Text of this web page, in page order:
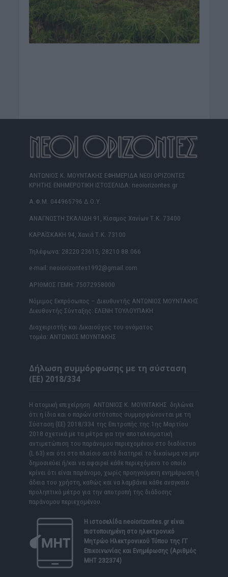
ΑΝΤΩΝΙΟΣ Κ. ΜΟΥΝΤΑΚΗΣ ΕΦΗΜΕΡΙΔΑ ΝΕΟΙ ΟΡΙΖΟΝΤΕΣ
ΚΡΗΤΗΣ ΕΝΗΜΕΡΩΤΙΚΗ ΙΣΤΟΣΕΛΙΔΑ: neoiorizontes.gr
Α.Φ.Μ. 044965796 Δ.Ο.Υ.
ΑΝΑΓΝΩΣΤΗ ΣΚΑΛΙΔΗ 91, Κίσαμος Χανίων Τ.Κ. 73400
ΚΑΡΑΪΣΚΑΚΗ 94, Χανιά Τ.Κ. 73100
Τηλέφωνα: 28220 23615, 28210 88.066
e-mail: neoiorizontes1992@gmail.com
ΑΡΙΘΜΟΣ ΓΕΜΗ: 75072958000
Νόμιμος Εκπρόσωπος – Διευθυντής ΑΝΤΩΝΙΟΣ ΜΟΥΝΤΑΚΗΣ
Διευθυντής Σύνταξης: ΕΛΕΝΗ ΤΟΥΛΟΥΠΑΚΗ
Διαχειριστής και Δικαιούχος του ονόματος
τομέα: ΑΝΤΩΝΙΟΣ ΜΟΥΝΤΑΚΗΣ
Δήλωση συμμόρφωσης με τη σύσταση
(ΕΕ) 2018/334
Η ατομική επιχείρηση ΑΝΤΩΝΙΟΣ Κ. ΜΟΥΝΤΑΚΗΣ δηλώνει
ότι η ίδια και ο παρών ιστότοπος συμμορφώνονται με τη
Σύσταση (ΕΕ) 2018/334 της Επιτροπής της 1ης Μαρτίου
2018 σχετικά με τα μέτρα για την αποτελεσματική
αντιμετώπιση του παράνομου περιεχομένου στο διαδίκτυο
(L 63) και ότι στο πλαίσιο αυτό διατηρεί το δικαίωμα να μην
δημοσιεύει ή/και να αφαιρεί κάθε περιεχόμενο το οποίο
κρίνει ότι είναι παράνομο, χωρίς προηγούμενη ενημέρωση ή
άδεια του χρήστη, καθώς και να λαμβάνει κάθε αναγκαίο
προληπτικό μέτρο για την αποτροπή της διάδοσης
παράνομου περιεχομένου.
Η ιστοσελίδα neoiorizontes.grείναι
πιστοποιημένη στο ηλεκτρονικό
Μητρώο Ηλεκτρονικού Τύπου της ΓΓ
Επικοινωνίας και Ενημέρωσης (Αριθμός
ΜΗΤ 232374)